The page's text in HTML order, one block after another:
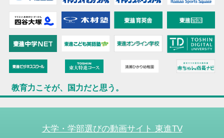
教育力こそが、国力だと思う。
大学・学部選びの動画サイト 東進TV